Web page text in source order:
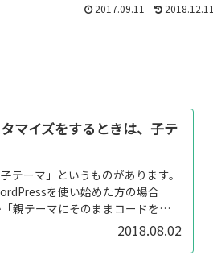
2017.09.11 2018.12.11
マイズをするときは、子テ
テーマ」というものがあります。
を使い始めた方の場合
親テーマにそのままコードを書
2018.08.02